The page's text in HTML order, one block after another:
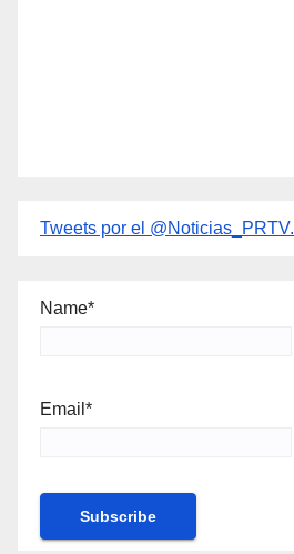
Tweets por el @Noticias_PRTV.
Name*
Email*